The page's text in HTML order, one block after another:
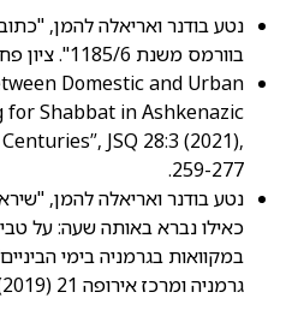
נטע בודנר ואריאלה להמן,
בוורמס משנת 1185/6". ציון פח:א (תשפג), 40-7.
Domestic and Urban
for Shabbat in Ashkenazic
JSQ 28:3 (2021),
259-277.
נטע בודנר ואריאלה להמן,
כאילו נברא באותה שעה: על
במקוואות בגרמניה בימי
גרמניה ומרכז אירופה 21 (2019), 83-47.